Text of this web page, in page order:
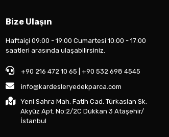
Bize Ulaşın
Haftaiçi 09:00 - 19:00 Cumartesi 10:00 - 17:00
saatleri arasında ulaşabilirsiniz.
+90 216 472 10 65 | +90 532 698 4545
info@kardesleryedekparca.com
Yeni Sahra Mah. Fatih Cad. Türkaslan Sk.
Akyüz Apt. No:2/2C Dükkan 3 Ataşehir/
İstanbul